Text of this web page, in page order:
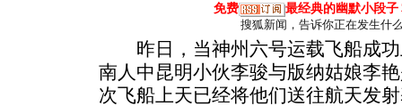
免费 最经典的幽默小段子
搜狐新闻，告诉你正在发生什
昨日，当神州六号运载飞船成功
南人中昆明小伙李骏与版纳姑娘李
次飞船上天已经将他们送往航天发